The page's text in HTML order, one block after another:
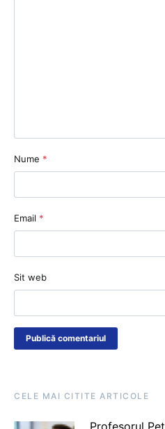
Nume *
Email *
Sit web
CELE MAI CITITE ARTICOLE
Profesorul